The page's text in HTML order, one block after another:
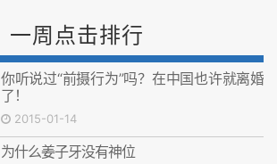
一周点击排行
你听说过“前摄行为”吗？在中国也许就离婚
了！
2015-01-14
为什么姜子牙没有神位